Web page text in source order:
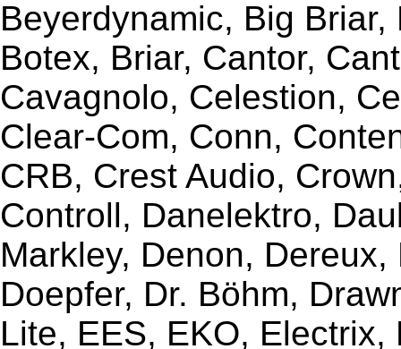
Beyerdynamic, Big
Botex, Briar, Cantor,
Cavagnolo, Celestion,
Clear-Com, Conn,
CRB, Crest Audio,
Controll, Danelektro,
Markley, Denon,
Doepfer, Dr. Böhm,
Lite, EES, EKO,